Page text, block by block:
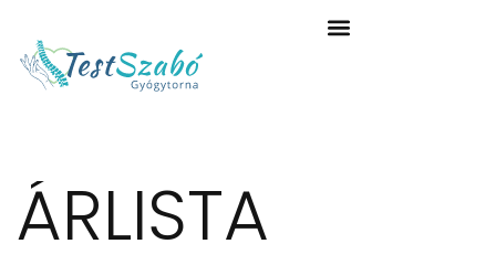
ÁRLISTA